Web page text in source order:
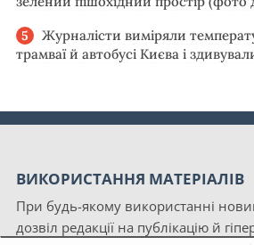
Журналісти виміряли
трамваї й автобусі Києва і
ВИКОРИСТАННЯ МАТЕРІАЛІВ
При будь-якому використанні
дозвіл редакції на публікацію й